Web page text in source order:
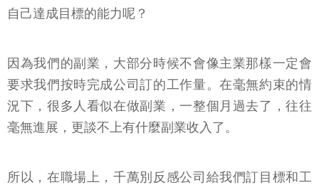
自己達成目標的能力呢？
因為我們的副業，大部分時候不會像主業那樣一定會
要求我們按時完成公司訂的工作量。在毫無約束的情
況下，很多人看似在做副業，一整個月過去了，往往
毫無進展，更談不上有什麼副業收入了。
所以，在職場上，千萬別反感公司給我們訂目標和工